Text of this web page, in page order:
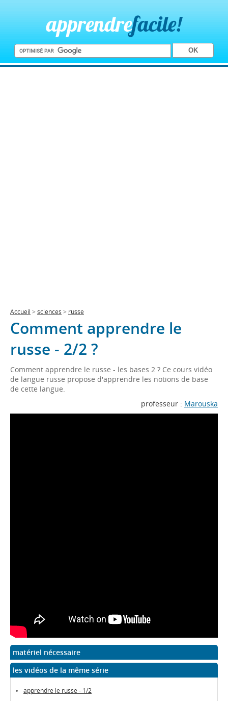
apprendrefacile!
Accueil > sciences > russe
Comment apprendre le
russe - 2/2 ?
Comment apprendre le russe - les bases 2 ? Ce cours vidéo
de langue russe propose d'apprendre les notions de base
de cette langue.
professeur : Marouska
matériel nécessaire
les vidéos de la même série
apprendre le russe - 1/2